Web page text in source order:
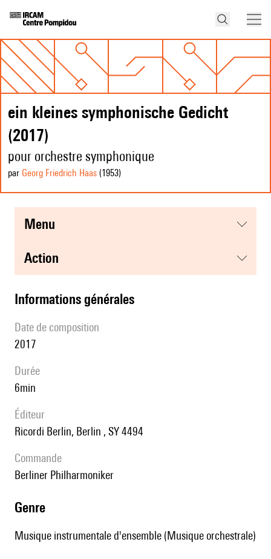
ein kleines symphonische Gedicht
(2017)
pour orchestre symphonique
par Georg Friedrich Haas (1953)
menu
action
informations générales
date de composition
2017
durée
6min
éditeur
Ricordi Berlin, Berlin , SY 4494
Commande
Berliner Philharmoniker
genre
Musique instrumentale d'ensemble (Musique orchestrale)